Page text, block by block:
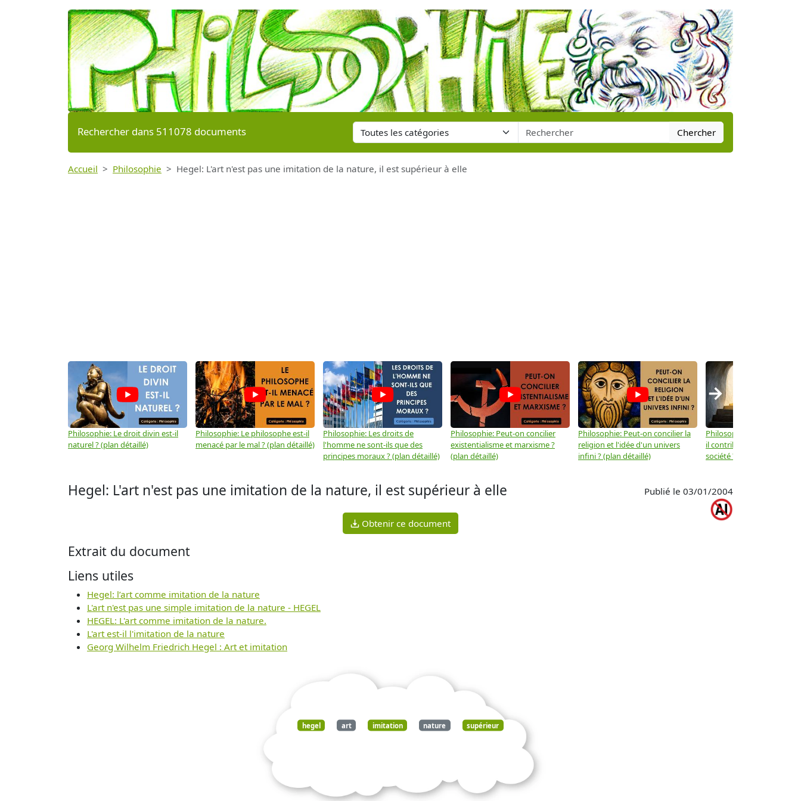
Rechercher dans 511078 documents Chercher
Accueil Philosophie Hegel: L'art n'est pas une imitation de la nature, il est supérieur à elle
Philosophie: Le droit divin est-il
naturel ? (plan détaillé)
Philosophie: Le philosophe est-il
menacé par le mal ? (plan détaillé)
Philosophie: Les droits de
l'homme ne sont-ils que des
principes moraux ? (plan détaillé)
Philosophie: Peut-on concilier
existentialisme et marxisme ?
(plan détaillé)
Philosophie: Peut-on concilier la
religion et l'idée d'un univers
infini ? (plan détaillé)
Philosophie: Le
il contribuer au progrès de
société ? (plan détaillé)
→
Hegel: L'art n'est pas une imitation de la nature, il est supérieur à elle Publié le 03/01/2004
Obtenir ce document
Extrait du document
Liens utiles
Hegel: l’art comme imitation de la nature
L'art n'est pas une simple imitation de la nature - HEGEL
HEGEL: L'art comme imitation de la nature.
L'art est-il l'imitation de la nature
Georg Wilhelm Friedrich Hegel : Art et imitation
hegel art imitation nature supérieur